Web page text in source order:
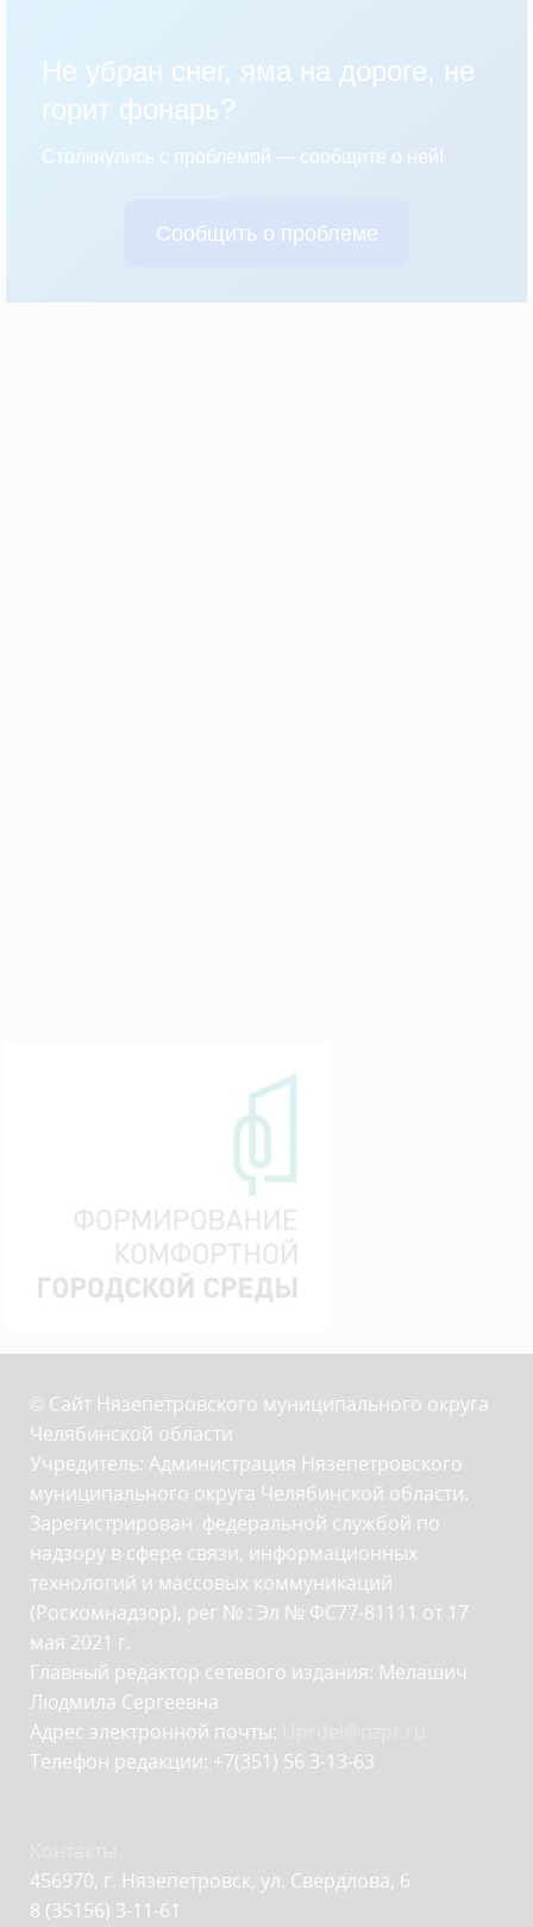
Не убран снег, яма на дороге, не
горит фонарь?
Столкнулись с проблемой — сообщите о ней!
Сообщить о проблеме
© Сайт Нязепетровского муниципального округа
Челябинской области
Учредитель: Администрация Нязепетровского
муниципального округа Челябинской области.
Зарегистрирован федеральной службой по
надзору в сфере связи, информационных
технологий и массовых коммуникаций
(Роскомнадзор), рег № : Эл № ФС77-81111 от 17
мая 2021 г.
Главный редактор сетевого издания: Мелашич
Людмила Сергеевна
Адрес электронной почты:
Телефон редакции: +7(351) 56 3-13-63
456970, г. Нязепетровск, ул. Свердлова, 6
8 (35156) 3-11-61